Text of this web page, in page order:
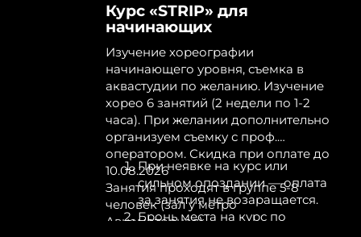
Курс «STRIP» для
начинающих
Изучение хореографии
начинающего уровня, съемка в
аквастудии по желанию. Изучение
хорео 6 занятий (2 недели по 1-2
часа). При желании дополнительно
организуем съемку с проф.
оператором. Скидка при оплате до
10.08.2026
​​​​​Занятия проходят в группе 5-8
человек (зал у метро
Авиамоторная)
При неявке на курс или
сильном опоздании — оплата
за занятия не возаращается.
Бронь места на курс по